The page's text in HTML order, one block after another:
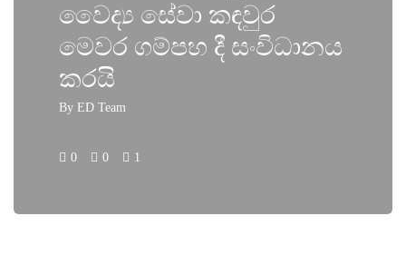
වෛද්‍ය සේවා කඳවුර
මෙවර ගම්පහ දී සංවිධානය
කරයි
By ED Team
0 0 1